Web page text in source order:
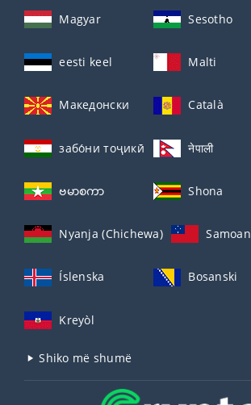
Magyar Sesotho
eesti keel Malti
Македонски Català
забо́ни тоҷикӣ́ नेपाली
ဗမာစကာ Shona
Nyanja (Chichewa) Samoan
Íslenska Bosanski
Kreyòl
Shiko më shumë